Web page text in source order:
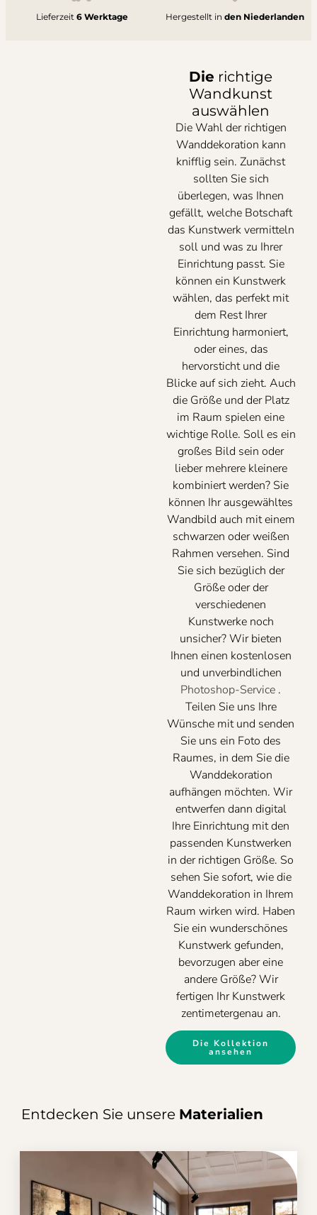
Lieferzeit 6 Werktage Hergestellt in den Niederlanden
Die richtige
Wandkunst
auswählen
Die Wahl der richtigen
Wanddekoration kann
knifflig sein. Zunächst
sollten Sie sich
überlegen, was Ihnen
gefällt, welche Botschaft
das Kunstwerk vermitteln
soll und was zu Ihrer
Einrichtung passt. Sie
können ein Kunstwerk
wählen, das perfekt mit
dem Rest Ihrer
Einrichtung harmoniert,
oder eines, das
hervorsticht und die
Blicke auf sich zieht. Auch
die Größe und der Platz
im Raum spielen eine
wichtige Rolle. Soll es ein
großes Bild sein oder
lieber mehrere kleinere
kombiniert werden? Sie
können Ihr ausgewähltes
Wandbild auch mit einem
schwarzen oder weißen
Rahmen versehen. Sind
Sie sich bezüglich der
Größe oder der
verschiedenen
Kunstwerke noch
unsicher? Wir bieten
Ihnen einen kostenlosen
und unverbindlichen
Photoshop-Service .
Teilen Sie uns Ihre
Wünsche mit und senden
Sie uns ein Foto des
Raumes, in dem Sie die
Wanddekoration
aufhängen möchten. Wir
entwerfen dann digital
Ihre Einrichtung mit den
passenden Kunstwerken
in der richtigen Größe. So
sehen Sie sofort, wie die
Wanddekoration in Ihrem
Raum wirken wird. Haben
Sie ein wunderschönes
Kunstwerk gefunden,
bevorzugen aber eine
andere Größe? Wir
fertigen Ihr Kunstwerk
zentimetergenau an.
Die Kollektion
ansehen
Entdecken Sie unsere Materialien